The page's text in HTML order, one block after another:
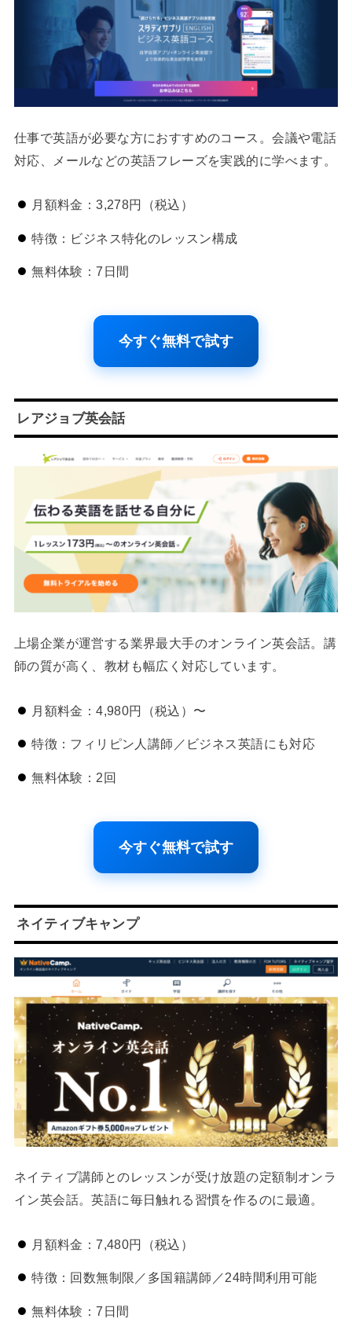
仕事で英語が必要な方におすすめのコース。会議や電話
対応、メールなどの英語フレーズを実践的に学べます。
月額料金：3,278円（税込）
特徴：ビジネス特化のレッスン構成
無料体験：7日間
今すぐ無料で試す
レアジョブ英会話
上場企業が運営する業界最大手のオンライン英会話。講
師の質が高く、教材も幅広く対応しています。
月額料金：4,980円（税込）〜
特徴：フィリピン人講師／ビジネス英語にも対応
無料体験：2回
今すぐ無料で試す
ネイティブキャンプ
ネイティブ講師とのレッスンが受け放題の定額制オンラ
イン英会話。英語に毎日触れる習慣を作るのに最適。
月額料金：7,480円（税込）
特徴：回数無制限／多国籍講師／24時間利用可能
無料体験：7日間